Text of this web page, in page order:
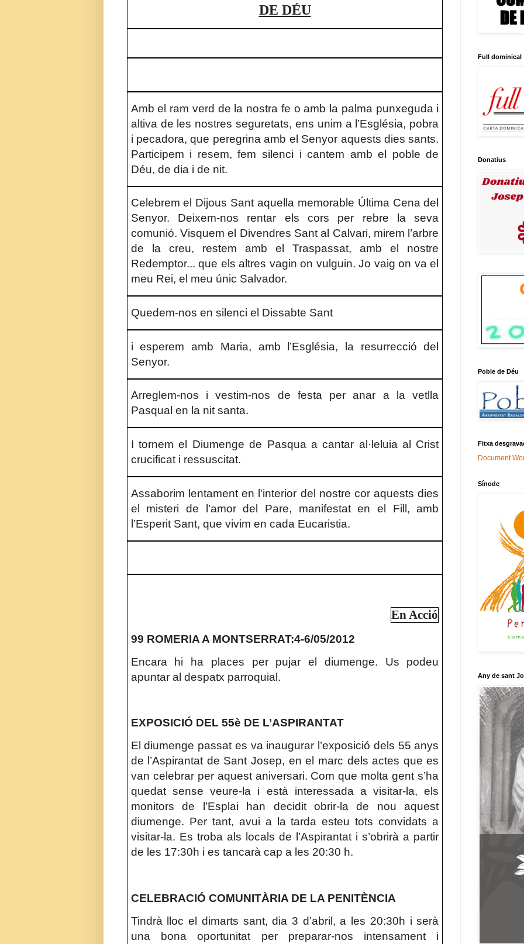
DE DÉU
Amb el ram verd de la nostra fe o amb la palma punxeguda i
altiva de les nostres seguretats, ens unim a l’Església, pobra
i pecadora, que peregrina amb el Senyor aquests dies sants.
Participem i resem, fem silenci i cantem amb el poble de
Déu, de dia i de nit.
Celebrem el Dijous Sant aquella memorable Última Cena del
Senyor. Deixem-nos rentar els cors per rebre la seva
comunió. Visquem el Divendres Sant al Calvari, mirem l’arbre
de la creu, restem amb el Traspassat, amb el nostre
Redemptor... que els altres vagin on vulguin. Jo vaig on va el
meu Rei, el meu únic Salvador.
Quedem-nos en silenci el Dissabte Sant
i esperem amb Maria, amb l’Església, la resurrecció del
Senyor.
Arreglem-nos i vestim-nos de festa per anar a la vetlla
Pasqual en la nit santa.
I tornem el Diumenge de Pasqua a cantar al·leluia al Crist
crucificat i ressuscitat.
Assaborim lentament en l'interior del nostre cor aquests dies
el misteri de l’amor del Pare, manifestat en el Fill, amb
l’Esperit Sant, que vivim en cada Eucaristia.
En Acció
99 ROMERIA A MONTSERRAT:4-6/05/2012
Encara hi ha places per pujar el diumenge. Us podeu
apuntar al despatx parroquial.
EXPOSICIÓ DEL 55è DE L’ASPIRANTAT
El diumenge passat es va inaugurar l’exposició dels 55 anys
de l’Aspirantat de Sant Josep, en el marc dels actes que es
van celebrar per aquest aniversari. Com que molta gent s’ha
quedat sense veure-la i està interessada a visitar-la, els
monitors de l’Esplai han decidit obrir-la de nou aquest
diumenge. Per tant, avui a la tarda esteu tots convidats a
visitar-la. Es troba als locals de l’Aspirantat i s’obrirà a partir
de les 17:30h i es tancarà cap a les 20:30 h.
CELEBRACIÓ COMUNITÀRIA DE LA PENITÈNCIA
Tindrà lloc el dimarts sant, dia 3 d’abril, a les 20:30h i serà
una bona oportunitat per preparar-nos intensament i
Full dominical
Donatius
Poble de Déu
Fitxa
Document
Sínode
Any de sant